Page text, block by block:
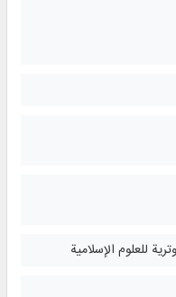
للعلوم الإسلامية